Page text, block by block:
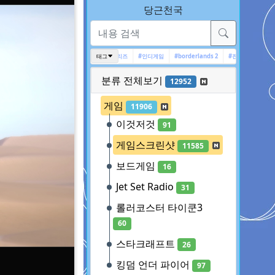
당근천국
태그
#아캄 시리즈 #인디게임 #borderlands 2 #전장의 발큐리아 4
분류 전체보기 12952
게임 11906
이것저것 91
게임스크린샷 11585
보드게임 16
Jet Set Radio 31
롤러코스터 타이쿤3
60
스타크래프트 26
킹덤 언더 파이어 97